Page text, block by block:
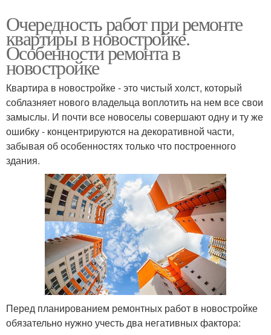
Очередность работ при ремонте
квартиры в новостройке.
Особенности ремонта в
новостройке
Квартира в новостройке - это чистый холст, который
соблазняет нового владельца воплотить на нем все свои
замыслы. И почти все новоселы совершают одну и ту же
ошибку - концентрируются на декоративной части,
забывая об особенностях только что построенного
здания.
Перед планированием ремонтных работ в новостройке
обязательно нужно учесть два негативных фактора: